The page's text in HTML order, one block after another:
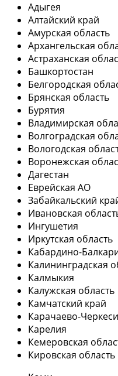
Адыгея
Алтайский край
Амурская область
Архангельская
Астраханская
Башкортостан
Белгородская
Брянская область
Бурятия
Владимирская
Волгоградская
Вологодская
Воронежская
Дагестан
Еврейская АО
Забайкальский
Ивановская
Ингушетия
Иркутская область
Кабардино-
Калининградская
Калмыкия
Калужская область
Камчатский край
Карачаево-
Карелия
Кемеровская
Кировская область